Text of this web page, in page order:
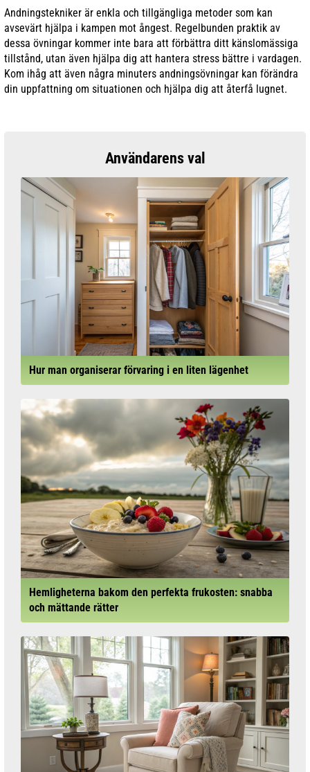
Andningstekniker är enkla och tillgängliga metoder som kan
avsevärt hjälpa i kampen mot ångest. Regelbunden praktik av
dessa övningar kommer inte bara att förbättra ditt känslomässiga
tillstånd, utan även hjälpa dig att hantera stress bättre i vardagen.
Kom ihåg att även några minuters andningsövningar kan förändra
din uppfattning om situationen och hjälpa dig att återfå lugnet.
Användarens val
Hur man organiserar förvaring i en liten lägenhet
Hemligheterna bakom den perfekta frukosten: snabba
och mättande rätter